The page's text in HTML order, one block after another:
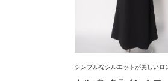
シンプルなシルエットが美しいロ